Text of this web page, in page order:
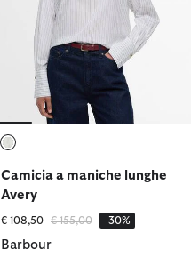
Camicia a maniche lunghe
Avery
€ 108,50 Prezzo ridotto da
€ 155,00a -30%
Barbour